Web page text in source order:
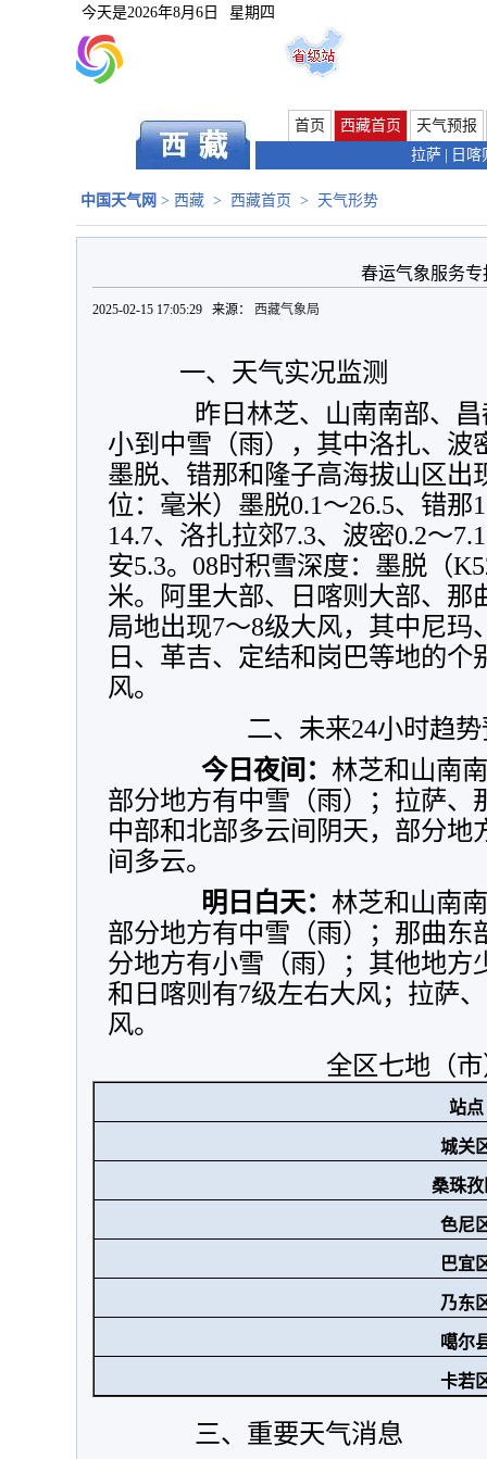
今天是2026年8月6日 星期四
首页 西藏首页
天气预报
拉萨
日喀
中国天气网 > 西藏 > 西藏首页 > 天气形势
春运气象服务专
2025-02-15 17:05:29 来源： 西藏气象局
一、天气实况监测
昨日林芝、山南南部、昌
小到中雪（雨），其中洛扎、波
墨脱、错那和隆子高海拔山区出
位：毫米）墨脱0.1～26.5、错那
14.7、洛扎拉郊7.3、波密0.2～
安5.3。08时积雪深度：墨脱（
米。阿里大部、日喀则大部、那
局地出现7～8级大风，其中尼玛
日、革吉、定结和岗巴等地的个
风。
二、未来24小时趋势
今日夜间： 林芝和山南
部分地方有中雪（雨）；拉萨、
中部和北部多云间阴天，部分地
间多云。
明日白天： 林芝和山南
部分地方有中雪（雨）；那曲东
分地方有小雪（雨）；其他地方
和日喀则有7级左右大风；拉萨
风。
全区七地（市
站点
城关
桑珠孜
色尼
巴宜
乃东
噶尔
卡若
三、重要天气消息